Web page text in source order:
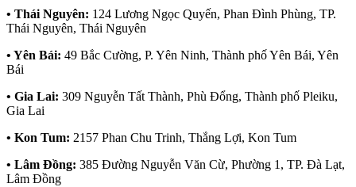
• Thái Nguyên: 124 Lương Ngọc Quyến, Phan Đình Phùng, TP.
Thái Nguyên, Thái Nguyên
• Yên Bái: 49 Bắc Cường, P. Yên Ninh, Thành phố Yên Bái, Yên
Bái
• Gia Lai: 309 Nguyễn Tất Thành, Phù Đổng, Thành phố Pleiku,
Gia Lai
• Kon Tum: 2157 Phan Chu Trinh, Thắng Lợi, Kon Tum
• Lâm Đồng: 385 Đường Nguyễn Văn Cừ, Phường 1, TP. Đà Lạt,
Lâm Đồng